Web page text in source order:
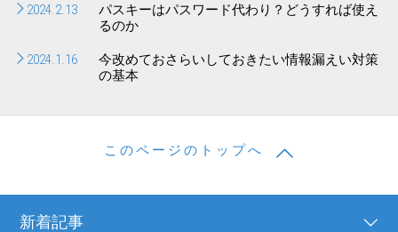
2024.2.13
パスキーはパスワード代わり？どうすれば使え
るのか
2024.1.16
今改めておさらいしておきたい情報漏えい対策
の基本
このページのトップへ
新着記事